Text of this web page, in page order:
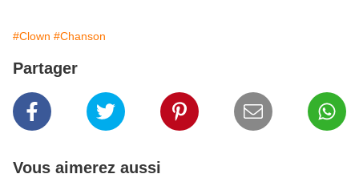
#Clown #Chanson
Partager
Vous aimerez aussi